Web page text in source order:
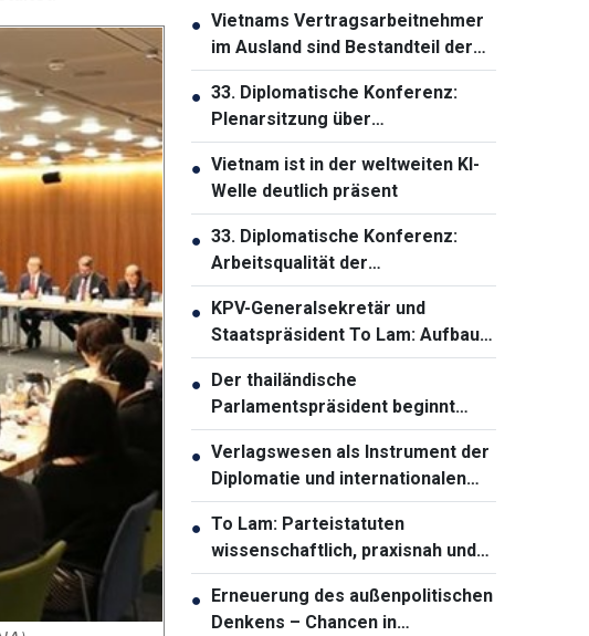
● Vietnams Vertragsarbeitnehmer
im Ausland sind Bestandteil der
nationalen Strategie zur
Entwicklung der
Humanressourcen
● 33. Diplomatische Konferenz:
Plenarsitzung über
Außenbeziehungen der Partei
und Volksdiplomatie
● Vietnam ist in der weltweiten KI-
Welle deutlich präsent
● 33. Diplomatische Konferenz:
Arbeitsqualität der
Auslandsvertretungen
verbessern
● KPV-Generalsekretär und
Staatspräsident To Lam: Aufbau
einer solidarischen und starken
ASEAN-Gemeinschaft
● Der thailändische
Parlamentspräsident beginnt
offiziellen Vietnam-Besuch
● Verlagswesen als Instrument der
Diplomatie und internationalen
Integration stärken
● To Lam: Parteistatuten
wissenschaftlich, praxisnah und
zukunftsfähig gestalten
● Erneuerung des außenpolitischen
Denkens – Chancen in